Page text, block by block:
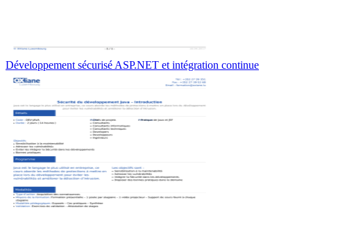
Développement sécurisé ASP.NET et intégration continue